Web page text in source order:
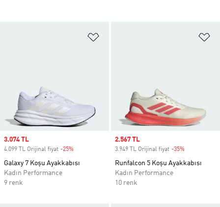
Sale price
3.074 TL
4.099 TL Orijinal fiyat -25%
Galaxy 7 Koşu Ayakkabısı
Kadın Performance
9 renk
Sale price
2.567 TL
3.949 TL Orijinal fiyat -35%
Runfalcon 5 Koşu Ayakkabısı
Kadın Performance
10 renk